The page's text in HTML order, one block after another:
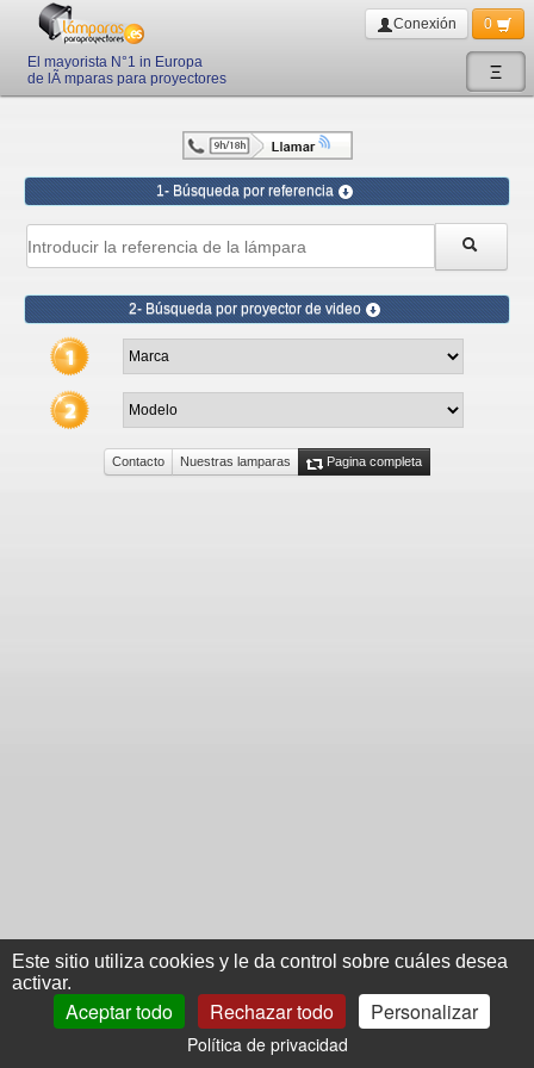
Ξ
El mayorista N°1 in Europa
de lÃ mparas para proyectores
Conexión 0
1- Búsqueda por referencia
2- Búsqueda por proyector de video
Contacto Nuestras lamparas Pagina completa
Este sitio utiliza cookies y le da control sobre cuáles desea
activar.
Aceptar todo Rechazar todo Personalizar
Política de privacidad